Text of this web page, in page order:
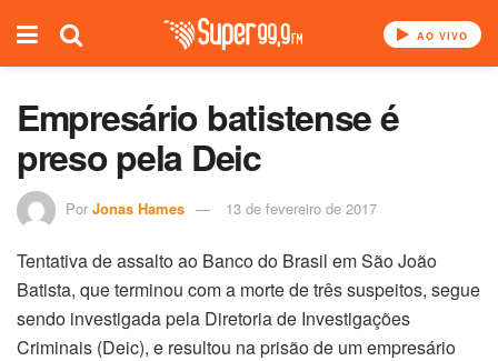
AO VIVO
Empresário batistense é
preso pela Deic
Por Jonas Hames 13 de fevereiro de 2017
Tentativa de assalto ao Banco do Brasil em São João
Batista, que terminou com a morte de três suspeitos, segue
sendo investigada pela Diretoria de Investigações
Criminais (Deic), e resultou na prisão de um empresário